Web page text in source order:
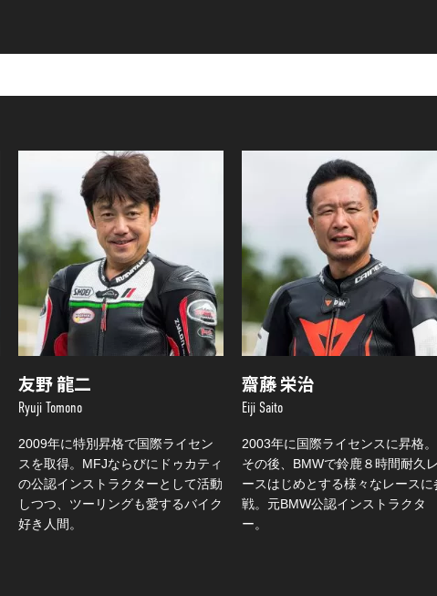
友野 龍二
Ryuji Tomono
2009年に特別昇格で国際ライセン
スを取得。MFJならびにドゥカティ
の公認インストラクターとして活動
しつつ、ツーリングも愛するバイク
好き人間。
齋藤 栄治
Eiji Saito
2003年に国際ライセンスに昇格。
その後、BMWで鈴鹿８時間耐久
ースはじめとする様々なレースに
戦。元BMW公認インストラクタ
ー。